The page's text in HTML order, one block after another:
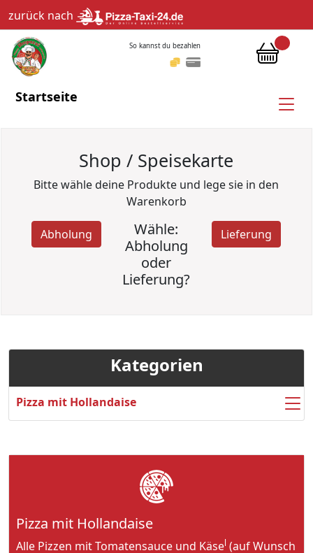
zurück nach
So kannst du bezahlen
Startseite
Shop / Speisekarte
Bitte wähle deine Produkte und lege sie in den
Warenkorb
Abholung
Wähle:
Abholung
oder
Lieferung?
Lieferung
Kategorien
Pizza mit Hollandaise
Pizza mit Hollandaise
Alle Pizzen mit Tomatensauce und Käsel (auf Wunsch